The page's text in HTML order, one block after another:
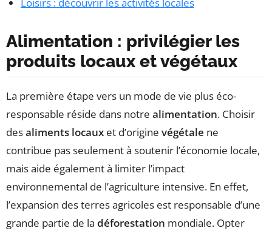
Loisirs : découvrir les activités locales
Alimentation : privilégier les
produits locaux et végétaux
La première étape vers un mode de vie plus éco-
responsable réside dans notre alimentation. Choisir
desaliments locaux et d’origine végétale ne
contribue pas seulement à soutenir l’économie locale,
mais aide également à limiter l’impact
environnemental de l’agriculture intensive. En effet,
l’expansion des terres agricoles est responsable d’une
grande partie de la déforestation mondiale. Opter